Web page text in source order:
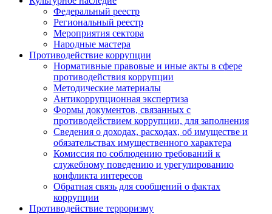
Федеральный реестр
Региональный реестр
Мероприятия сектора
Народные мастера
Противодействие коррупции
Нормативные правовые и иные акты в сфере
противодействия коррупции
Методические материалы
Антикоррупционная экспертиза
Формы документов, связанных с
противодействием коррупции, для заполнения
Сведения о доходах, расходах, об имуществе и
обязательствах имущественного характера
Комиссия по соблюдению требований к
служебному поведению и урегулированию
конфликта интересов
Обратная связь для сообщений о фактах
коррупции
Противодействие терроризму